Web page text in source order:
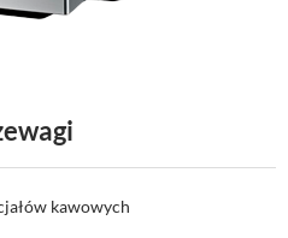
kawowych